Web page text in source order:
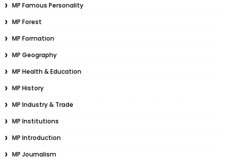
MP Famous Personality
MP Forest
MP Formation
MP Geography
MP Health & Education
MP History
MP Industry & Trade
MP Institutions
MP Introduction
MP Journalism